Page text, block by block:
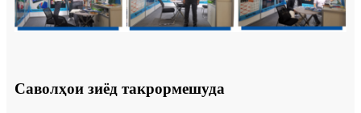
Саволҳои зиёд такрормешуда